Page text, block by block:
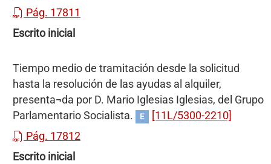
Pág. 17811
Escrito inicial
Tiempo medio de tramitación desde la solicitud
hasta la resolución de las ayudas al alquiler,
presenta¬da por D. Mario Iglesias Iglesias, del Grupo
Parlamentario Socialista.
E
[11L/5300-2210]
Pág. 17812
Escrito inicial